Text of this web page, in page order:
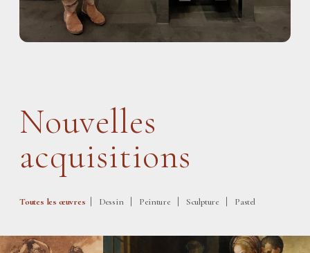
Nouvelles
acquisitions
Toutes les œuvres | Dessin | Peinture | Sculpture | Pastel